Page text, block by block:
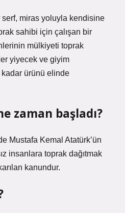
serf, miras yoluyla kendisine
sahibi için çalışan bir
mülkiyeti toprak
yiyecek ve giyim
kadar ürünü elinde
zaman başladı?
Mustafa Kemal Atatürk’ün
insanlara toprak dağıtmak
kanundur.